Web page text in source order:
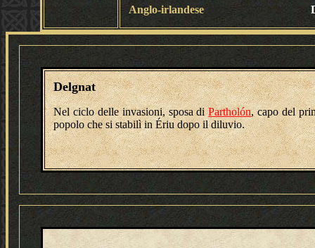
Anglo-irlandese
Delgnat
Nel ciclo delle invasioni, sposa diPartholón, capo del
popolo che si stabilì in Ériu dopo il diluvio.